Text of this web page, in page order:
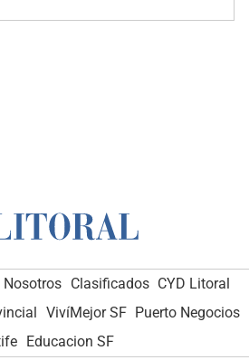
Nosotros Clasificados CYD Litoral
VivíMejor SF Puerto Negocios
Educacion SF